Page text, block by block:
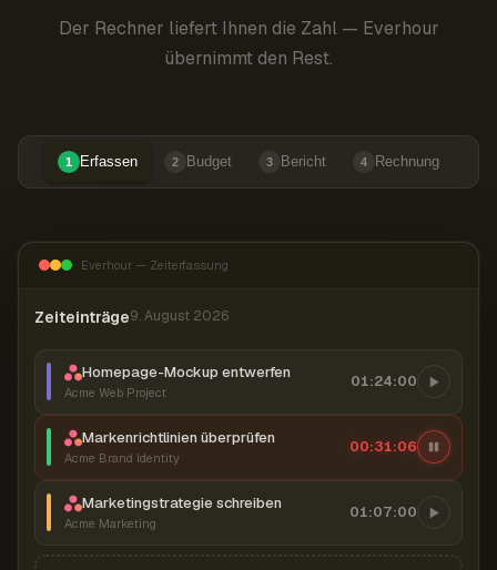
Der Rechner liefert Ihnen die Zahl — Everhour
übernimmt den Rest.
1 Erfassen 2 Budget 3 Bericht 4 Rechnung
Everhour — Zeiterfassung
Zeiteinträge9. August 2026
Homepage-Mockup entwerfen
Acme Web Project
01:24:00
Markenrichtlinien überprüfen
Acme Brand Identity
00:31:07
Marketingstrategie schreiben
Acme Marketing
01:07:00